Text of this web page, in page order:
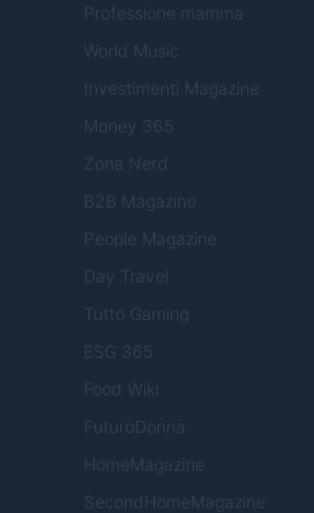
Professione mamma
World Music
Investimenti Magazine
Money 365
Zona Nerd
B2B Magazine
People Magazine
Day Travel
Tutto Gaming
ESG 365
Food Wiki
FuturoDonna
HomeMagazine
SecondHomeMagazine